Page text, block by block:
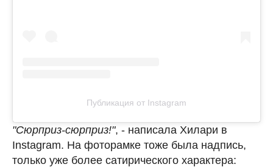
Публикация от Instagram
"Сюрприз-сюрприз!", - написала Хилари в
Instagram. На фоторамке тоже была надпись,
только уже более сатирического характера: